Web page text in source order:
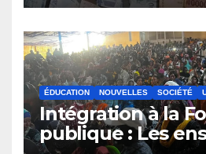
ÉDUCATION NOUVELLES SOCIÉTÉ
Intégration à la
publique : Les